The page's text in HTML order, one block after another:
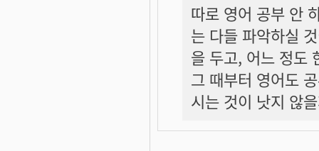
따로 영어 공부 안
는 다들 파악하실
을 두고, 어느 정도
그 때부터 영어도
시는 것이 낫지 않